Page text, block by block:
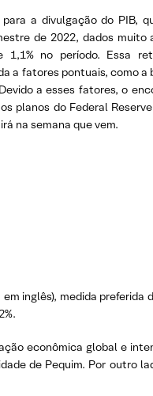
a divulgação do PIB,
de 2022, dados muito
1,1% no período. Essa
a fatores pontuais, como
a esses fatores, o
planos do Federal
na semana que vem.
inglês), medida preferida
econômica global e
de Pequim. Por outro